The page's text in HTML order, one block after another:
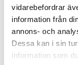
vidarebefordrar
information från
annons- och
Dessa kan i sin
information som
LÄS MER